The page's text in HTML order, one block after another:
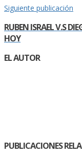
Siguiente publicación
RUBEN ISRAEL V.S
HOY
EL AUTOR
PUBLICACIONES